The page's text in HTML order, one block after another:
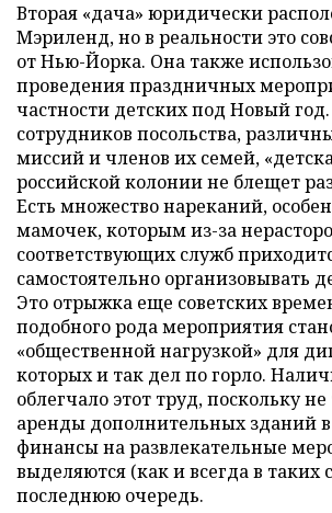
Вторая «дача» юридически
Мэриленд, но в реальности это
от Нью-Йорка. Она также
проведения праздничных
частности детских под Новый
сотрудников посольства,
миссий и членов их семей,
российской колонии не блещет
Есть множество нареканий,
мамочек, которым из-за
соответствующих служб
самостоятельно организовывать
Это отрыжка еще советских
подобного рода мероприятия
«общественной нагрузкой» для
которых и так дел по горло.
облегчало этот труд, поскольку не
аренды дополнительных зданий в
финансы на развлекательные
выделяются (как и всегда в таких
последнюю очередь.